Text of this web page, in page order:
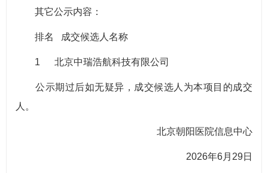
其它公示内容：
排名 成交候选人名称
1 北京中瑞浩航科技有限公司
公示期过后如无疑异，成交候选人为本项目的成交
人。
北京朝阳医院信息中心
2026年6月29日